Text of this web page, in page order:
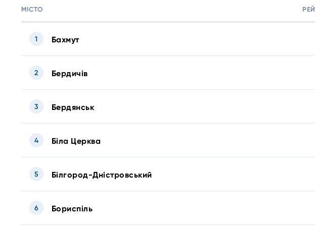
МІСТО
Бахмут
1
Бердичів
2
Бердянськ
3
Біла Церква
4
Білгород-Дністровський
5
Бориспіль
6